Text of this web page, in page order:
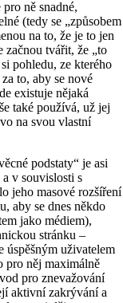
ně snadné,
(tedy se „způsobem
na to, že je to jen
začnou tvářit, že „to
pohledu, ze kterého
to, aby se nové
existuje nějaká
také používá, už jej
na svou vlastní
podstaty“ je asi
v souvislosti s
jeho masové rozšíření
aby se dnes někdo
jako médiem),
stránku –
úspěšným uživatelem
pro něj maximálně
pro znevažování
aktivní zakrývání a